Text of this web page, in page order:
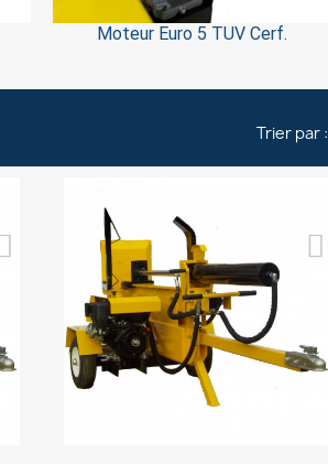
Moteur Euro 5 TUV Cerf.
Trier par :
×
Sign in